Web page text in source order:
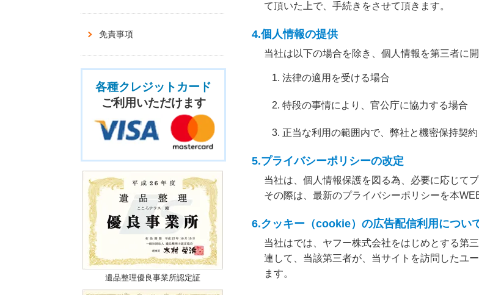
て頂いた上で、手続きをさせて頂きます。
4.個人情報の提供
当社は以下の場合を除き、個人情報を第三者に
法律の適用を受ける場合
特段の事情により、官公庁に協力する場合
正当な利用の範囲内で、弊社と機密保持契
5.プライバシーポリシーの改定
当社は、個人情報保護を図る為、必要に応じて
その際は、最新のプライバシーポリシーを本
6.クッキー（cookie）の広告配信利用につい
当社はでは、ヤフー株式会社をはじめとする第
連して、当該第三者が、当サイトを訪問したユ
ます。
免責事項
各種クレジットカード
ご利用いただけます
遺品整理優良事業所認定証